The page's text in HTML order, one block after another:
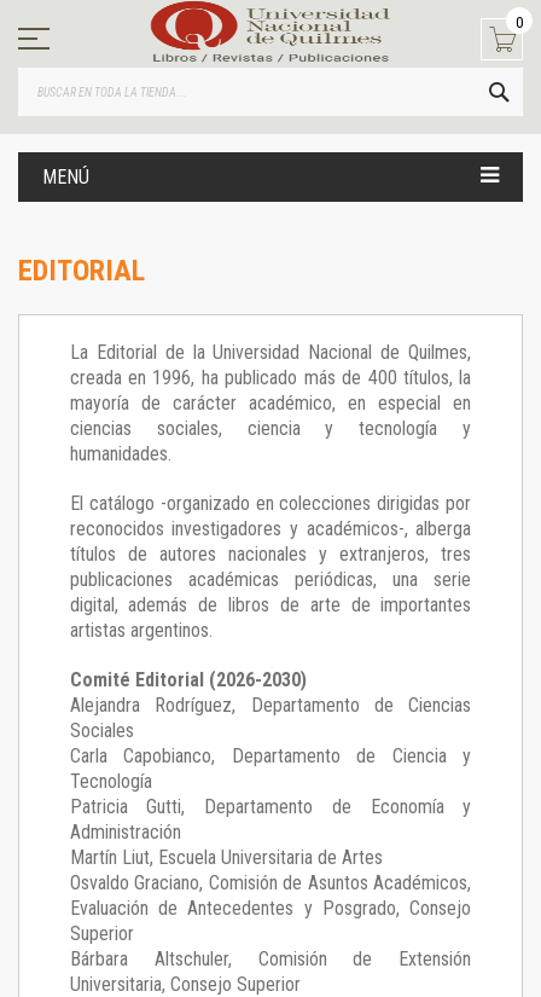
contenido
0
MENÚ
EDITORIAL
La Editorial de la Universidad Nacional de Quilmes,
creada en 1996, ha publicado más de 400 títulos, la
mayoría de carácter académico, en especial en
ciencias sociales, ciencia y tecnología y
humanidades.
El catálogo -organizado en colecciones dirigidas por
reconocidos investigadores y académicos-, alberga
títulos de autores nacionales y extranjeros, tres
publicaciones académicas periódicas, una serie
digital, además de libros de arte de importantes
artistas argentinos.
Comité Editorial (2026-2030)
Alejandra Rodríguez, Departamento de Ciencias
Sociales
Carla Capobianco, Departamento de Ciencia y
Tecnología
Patricia Gutti, Departamento de Economía y
Administración
Martín Liut, Escuela Universitaria de Artes
Osvaldo Graciano, Comisión de Asuntos Académicos,
Evaluación de Antecedentes y Posgrado, Consejo
Superior
Bárbara Altschuler, Comisión de Extensión
Universitaria, Consejo Superior